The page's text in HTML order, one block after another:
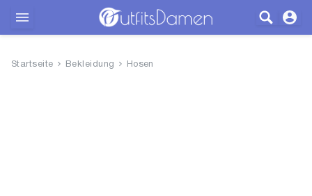
Startseite Bekleidung Hosen